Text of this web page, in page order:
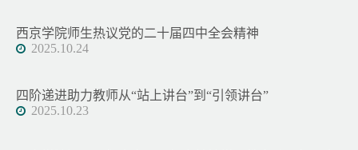
西京学院师生热议党的二十届四中全会精神
2025.10.24
四阶递进助力教师从“站上讲台”到“引领讲台”
2025.10.23